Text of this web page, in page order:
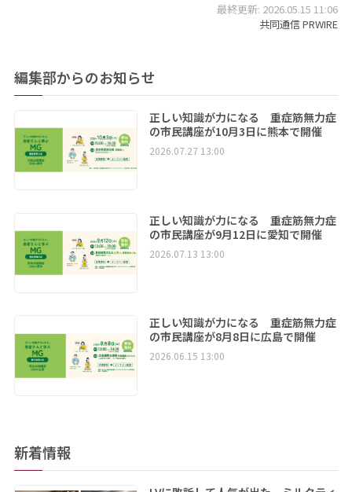
最終更新: 2026.05.15 11:06
共同通信 PRWIRE
編集部からのお知らせ
正しい知識が力になる 重症筋無力症
の市民講座が10月3日に熊本で開催
2026.07.27 13:00
正しい知識が力になる 重症筋無力症
の市民講座が9月12日に愛知で開催
2026.07.13 13:00
正しい知識が力になる 重症筋無力症
の市民講座が8月8日に広島で開催
2026.06.15 13:00
新着情報